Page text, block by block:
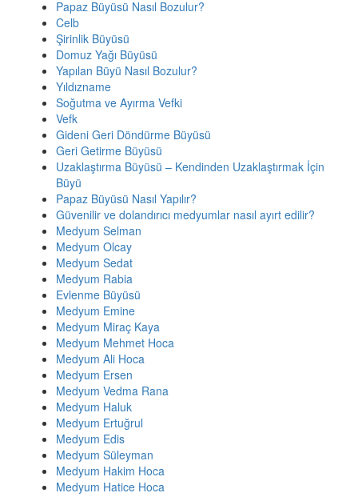
Papaz Büyüsü Nasıl Bozulur?
Celb
Şirinlik Büyüsü
Domuz Yağı Büyüsü
Yapılan Büyü Nasıl Bozulur?
Yıldızname
Soğutma ve Ayırma Vefki
Vefk
Gideni Geri Döndürme Büyüsü
Geri Getirme Büyüsü
Uzaklaştırma Büyüsü – Kendinden Uzaklaştırmak İçin
Büyü
Papaz Büyüsü Nasıl Yapılır?
Güvenilir ve dolandırıcı medyumlar nasıl ayırt edilir?
Medyum Selman
Medyum Olcay
Medyum Sedat
Medyum Rabia
Evlenme Büyüsü
Medyum Emine
Medyum Miraç Kaya
Medyum Mehmet Hoca
Medyum Ali Hoca
Medyum Ersen
Medyum Vedma Rana
Medyum Haluk
Medyum Ertuğrul
Medyum Edis
Medyum Süleyman
Medyum Hakim Hoca
Medyum Hatice Hoca